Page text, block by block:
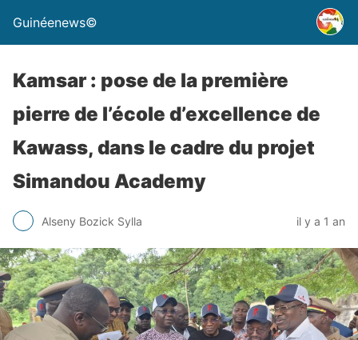
Guinéenews©
Kamsar : pose de la première
pierre de l’école d’excellence de
Kawass, dans le cadre du projet
Simandou Academy
Alseny Bozick Sylla il y a 1 an